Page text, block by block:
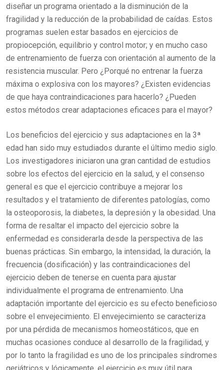
N
diseñar un programa orientado a la disminución de la
fragilidad y la reducción de la probabilidad de caídas. Estos
programas suelen estar basados en ejercicios de
propiocepción, equilibrio y control motor; y en mucho caso
de entrenamiento de fuerza con orientación al aumento de la
resistencia muscular. Pero ¿Porqué no entrenar la fuerza
máxima o explosiva con los mayores? ¿Existen evidencias
de que haya contraindicaciones para hacerlo? ¿Pueden
estos métodos crear adaptaciones eficaces para el mayor?
Los beneficios del ejercicio y sus adaptaciones en la 3ª
edad han sido muy estudiados durante el último medio siglo.
Los investigadores iniciaron una gran cantidad de estudios
sobre los efectos del ejercicio en la salud, y el consenso
general es que el ejercicio contribuye a mejorar los
resultados y el tratamiento de diferentes patologías, como
la osteoporosis, la diabetes, la depresión y la obesidad. Una
forma de resaltar el impacto del ejercicio sobre la
enfermedad es considerarla desde la perspectiva de las
buenas prácticas. Sin embargo, la intensidad, la duración, la
frecuencia (dosificación) y las contraindicaciones del
ejercicio deben de tenerse en cuenta para ajustar
individualmente el programa de entrenamiento. Una
adaptación importante del ejercicio es su efecto beneficioso
sobre el envejecimiento. El envejecimiento se caracteriza
por una pérdida de mecanismos homeostáticos, que en
muchas ocasiones conduce al desarrollo de la fragilidad, y
por lo tanto la fragilidad es uno de los principales síndromes